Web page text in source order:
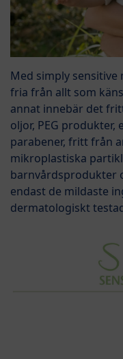
Med simply
fria från allt som
annat innebär det
oljor, PEG
parabener, fritt från
mikroplastiska
barnvårdsprodukter
endast de mildaste
dermatologiskt